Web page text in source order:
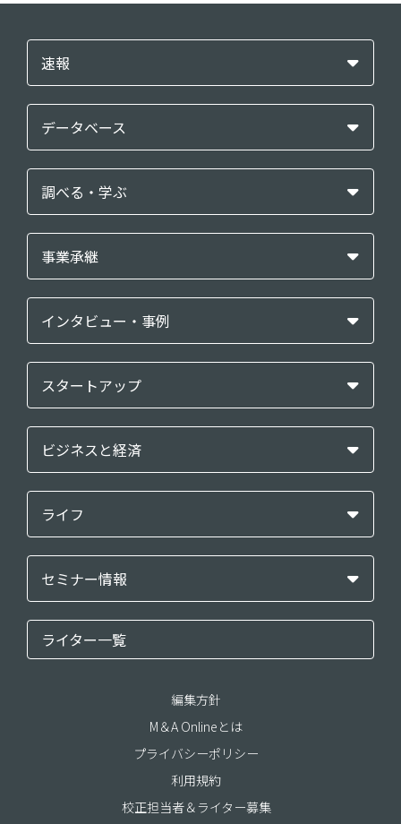
速報
データベース
調べる・学ぶ
事業承継
インタビュー・事例
スタートアップ
ビジネスと経済
ライフ
セミナー情報
ライター一覧
編集方針
M＆A Onlineとは
プライバシーポリシー
利用規約
校正担当者＆ライター募集